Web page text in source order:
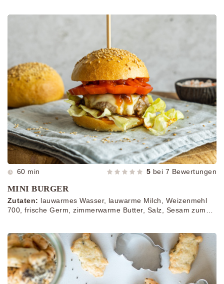
60 min 5 bei 7 Bewertungen
MINI BURGER
Zutaten: lauwarmes Wasser, lauwarme Milch, Weizenmehl
700, frische Germ, zimmerwarme Butter, Salz, Sesam zum
mittlere Zwiebeln, Salatblätter, Tomatenscheiben